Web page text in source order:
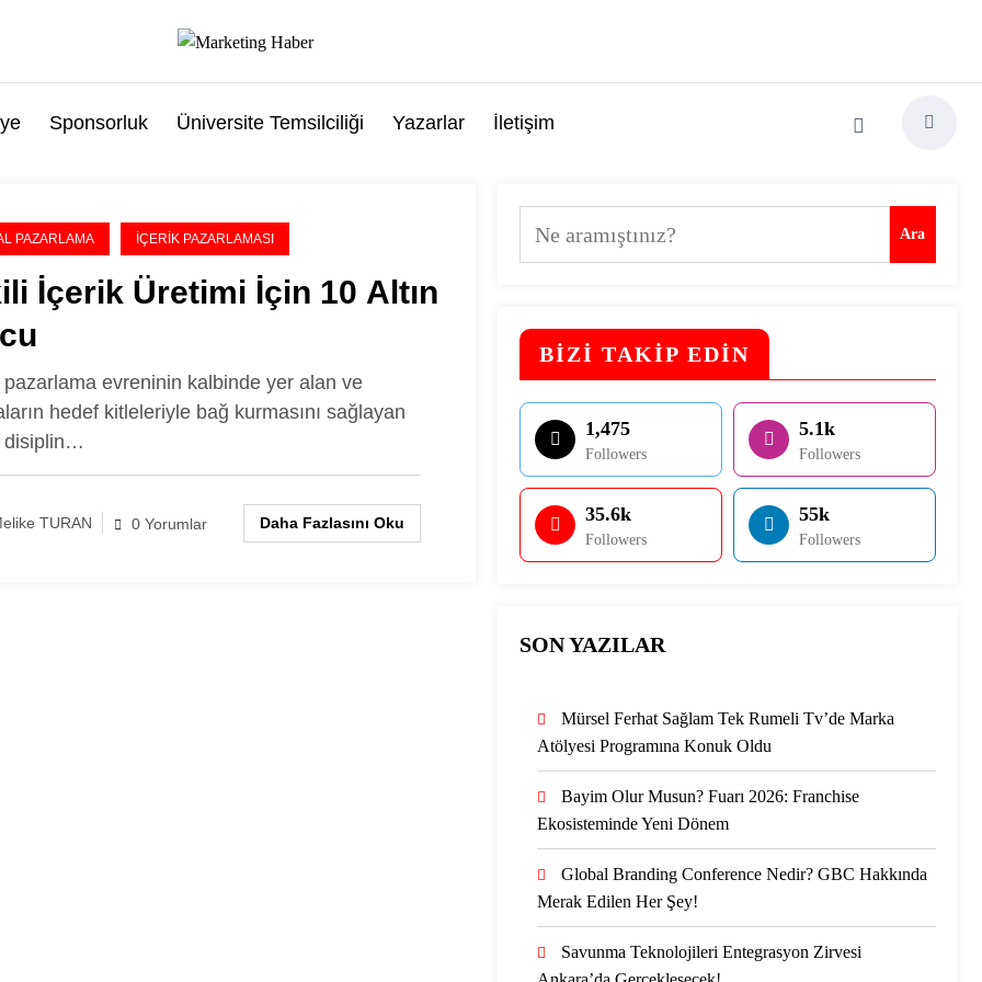
Sponsorluk Üniversite Temsilciliği Yazarlar İletişim
PAZARLAMA İÇERIK PAZARLAMASI
İçerik Üretimi İçin 10 Altın
evreninin kalbinde yer alan ve
hedef kitleleriyle bağ kurmasını sağlayan
disiplin…
TURAN 0 Yorumlar Daha Fazlasını Oku
Ara Ara
BİZİ TAKİP EDİN
1,475
Followers
5.1k
Followers
35.6k
Followers
55k
Followers
SON YAZILAR
Mürsel Ferhat Sağlam Tek Rumeli Tv’de Marka
Atölyesi Programına Konuk Oldu
Bayim Olur Musun? Fuarı 2026: Franchise
Ekosisteminde Yeni Dönem
Global Branding Conference Nedir? GBC Hakkında
Merak Edilen Her Şey!
Savunma Teknolojileri Entegrasyon Zirvesi